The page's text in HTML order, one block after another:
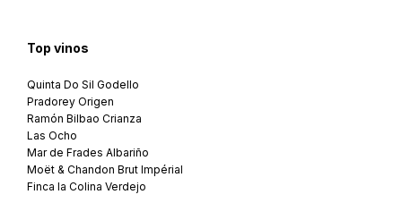
Top vinos
Quinta Do Sil Godello
Pradorey Origen
Ramón Bilbao Crianza
Las Ocho
Mar de Frades Albariño
Moët & Chandon Brut Impérial
Finca la Colina Verdejo